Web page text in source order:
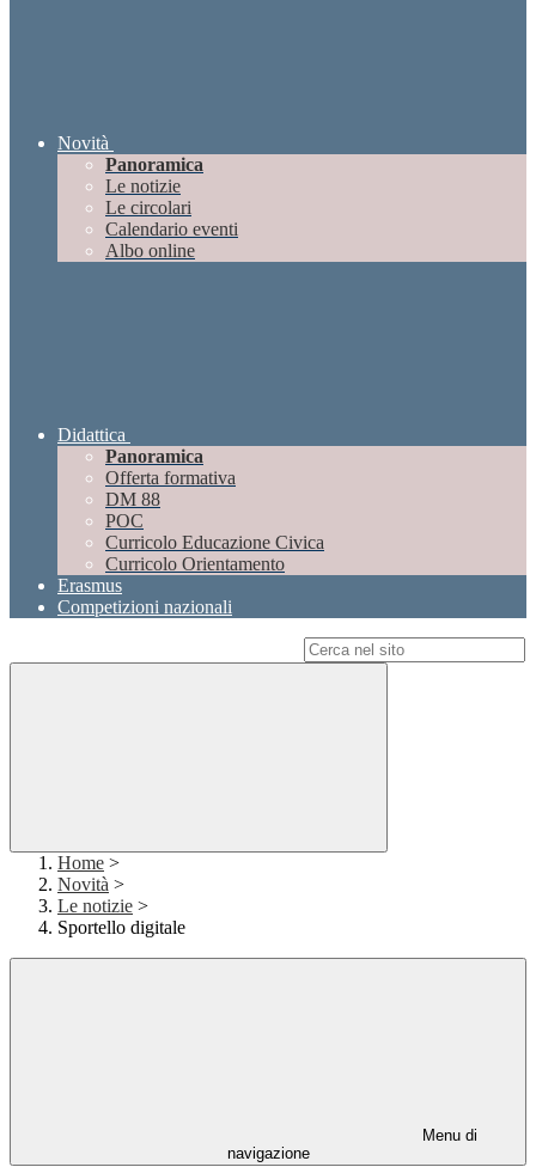
Novità
Panoramica
Le notizie
Le circolari
Calendario eventi
Albo online
Didattica
Panoramica
Offerta formativa
DM 88
POC
Curricolo Educazione Civica
Curricolo Orientamento
Erasmus
Competizioni nazionali
Home >
Novità >
Le notizie >
Sportello digitale
Menu di
navigazione